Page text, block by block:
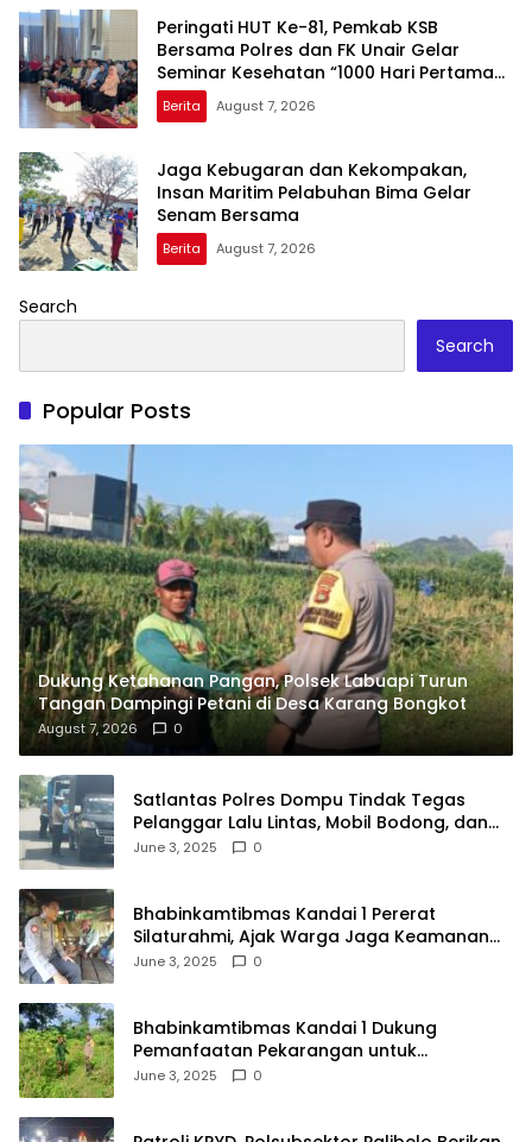
Peringati HUT Ke-81, Pemkab KSB
Bersama Polres dan FK Unair Gelar
Seminar Kesehatan “1000 Hari Pertama
Kehidupan”
Berita August 7, 2026
Jaga Kebugaran dan Kekompakan,
Insan Maritim Pelabuhan Bima Gelar
Senam Bersama
Berita August 7, 2026
Search
Search
Popular Posts
Dukung Ketahanan Pangan, Polsek Labuapi Turun
Tangan Dampingi Petani di Desa Karang Bongkot
August 7, 2026 0
Satlantas Polres Dompu Tindak Tegas
Pelanggar Lalu Lintas, Mobil Bodong, dan
Kendaraan Tak Bayar Pajak
June 3, 2025 0
Bhabinkamtibmas Kandai 1 Pererat
Silaturahmi, Ajak Warga Jaga Keamanan
Lingkungan
June 3, 2025 0
Bhabinkamtibmas Kandai 1 Dukung
Pemanfaatan Pekarangan untuk
Ketahanan Pangan Menuju Indonesia Emas
June 3, 2025 0